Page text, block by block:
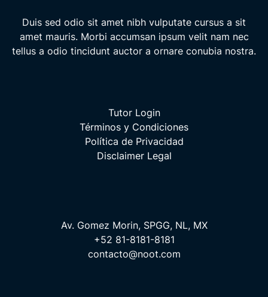
Duis sed odio sit amet nibh vulputate cursus a sit
amet mauris. Morbi accumsan ipsum velit nam nec
tellus a odio tincidunt auctor a ornare conubia nostra.
Tutor Login
Términos y Condiciones
Política de Privacidad
Disclaimer Legal
Av. Gomez Morin, SPGG, NL, MX
+52 81-8181-8181
contacto@noot.com